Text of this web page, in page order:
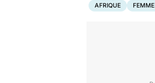
AFRIQUE FEMME